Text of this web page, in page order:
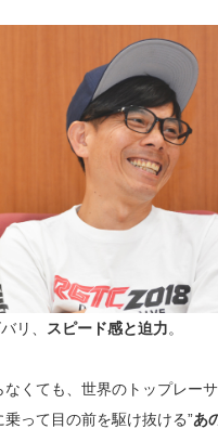
リ、 スピード感と迫力。
くても、世界のトップレー
って目の前を駆け抜ける”あ